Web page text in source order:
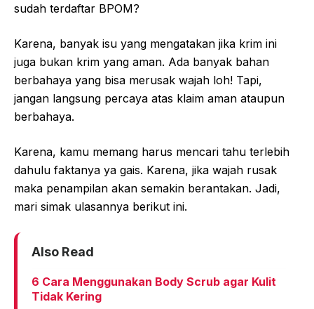
sudah terdaftar BPOM?
Karena, banyak isu yang mengatakan jika krim ini
juga bukan krim yang aman. Ada banyak bahan
berbahaya yang bisa merusak wajah loh! Tapi,
jangan langsung percaya atas klaim aman ataupun
berbahaya.
Karena, kamu memang harus mencari tahu terlebih
dahulu faktanya ya gais. Karena, jika wajah rusak
maka penampilan akan semakin berantakan. Jadi,
mari simak ulasannya berikut ini.
Also Read
6 Cara Menggunakan Body Scrub agar Kulit
Tidak Kering